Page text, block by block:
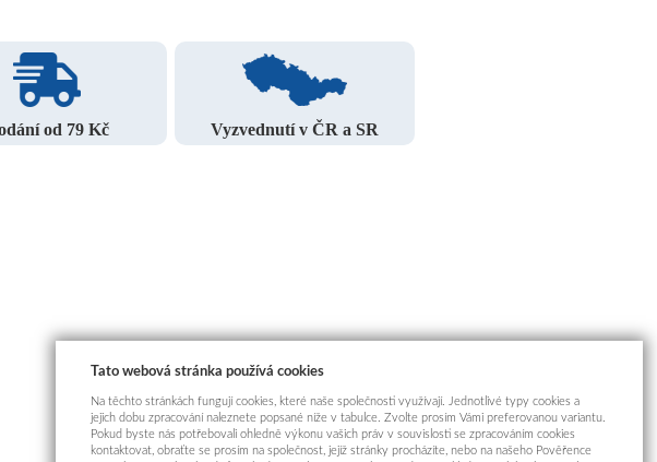
od 79 Kč Vyzvednutí v ČR a SR
Tato webová stránka používá cookies
Na těchto stránkách fungují cookies, které naše společnosti využívají. Jednotlivé typy cookies a
jejich dobu zpracování naleznete popsané níže v tabulce. Zvolte prosím Vámi preferovanou variantu.
Pokud byste nás potřebovali ohledně výkonu vašich práv v souvislosti se zpracováním cookies
kontaktovat, obraťte se prosím na společnost, jejíž stránky procházíte, nebo na našeho Pověřence